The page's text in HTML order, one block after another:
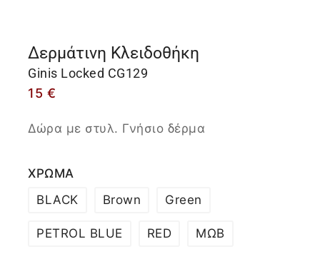
Δερμάτινη Κλειδοθήκη
Ginis Locked CG129
15 €
Δώρα με στυλ. Γνήσιο δέρμα
ΧΡΩΜΑ
BLACK
Brown Green
PETROL BLUE RED ΜΩΒ